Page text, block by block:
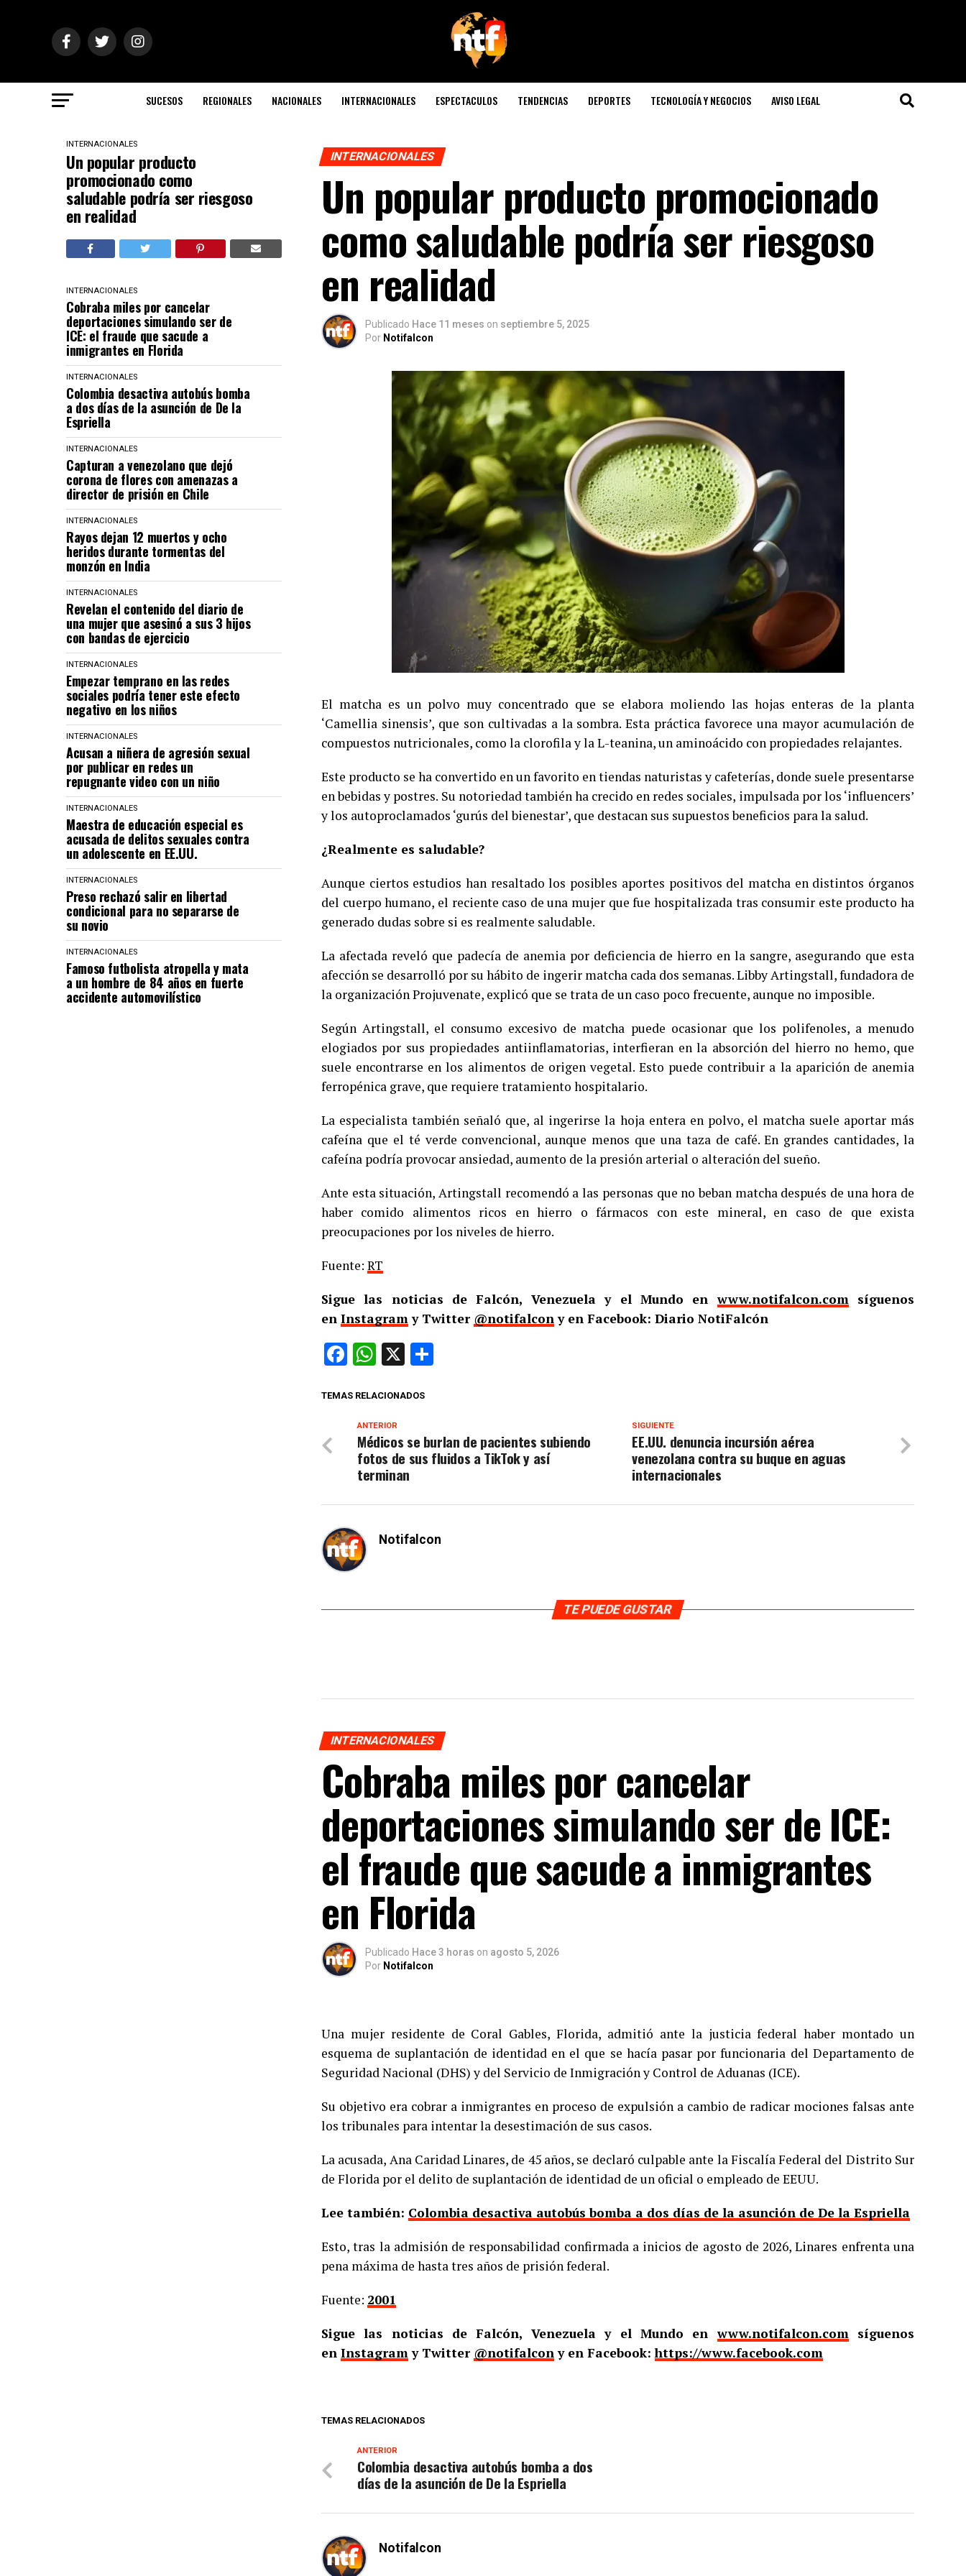
SUCESOS REGIONALES NACIONALES INTERNACIONALES ESPECTACULOS TENDENCIAS DEPORTES TECNOLOGÍA Y NEGOCIOS AVISO LEGAL
INTERNACIONALES
Un popular producto
promocionado como
saludable podría ser riesgoso
en realidad
INTERNACIONALES
Cobraba miles por cancelar
deportaciones simulando ser de
ICE: el fraude que sacude a
inmigrantes en Florida
INTERNACIONALES
Colombia desactiva autobús bomba
a dos días de la asunción de De la
Espriella
INTERNACIONALES
Capturan a venezolano que dejó
corona de flores con amenazas a
director de prisión en Chile
INTERNACIONALES
Rayos dejan 12 muertos y ocho
heridos durante tormentas del
monzón en India
INTERNACIONALES
Revelan el contenido del diario de
una mujer que asesinó a sus 3 hijos
con bandas de ejercicio
INTERNACIONALES
Empezar temprano en las redes
sociales podría tener este efecto
negativo en los niños
INTERNACIONALES
Acusan a niñera de agresión sexual
por publicar en redes un
repugnante video con un niño
INTERNACIONALES
Maestra de educación especial es
acusada de delitos sexuales contra
un adolescente en EE.UU.
INTERNACIONALES
Preso rechazó salir en libertad
condicional para no separarse de
su novio
INTERNACIONALES
Famoso futbolista atropella y mata
a un hombre de 84 años en fuerte
accidente automovilístico
INTERNACIONALES
Un popular producto promocionado
como saludable podría ser riesgoso
en realidad
Publicado Hace 11 meses on septiembre 5, 2025
Por Notifalcon
El matcha es un polvo muy concentrado que se elabora moliendo las hojas enteras de la planta
‘Camellia sinensis’, que son cultivadas a la sombra. Esta práctica favorece una mayor acumulación de
compuestos nutricionales, como la clorofila y la L-teanina, un aminoácido con propiedades relajantes.
Este producto se ha convertido en un favorito en tiendas naturistas y cafeterías, donde suele presentarse
en bebidas y postres. Su notoriedad también ha crecido en redes sociales, impulsada por los ‘influencers’
y los autoproclamados ‘gurús del bienestar’, que destacan sus supuestos beneficios para la salud.
¿Realmente es saludable?
Aunque ciertos estudios han resaltado los posibles aportes positivos del matcha en distintos órganos
del cuerpo humano, el reciente caso de una mujer que fue hospitalizada tras consumir este producto ha
generado dudas sobre si es realmente saludable.
La afectada reveló que padecía de anemia por deficiencia de hierro en la sangre, asegurando que esta
afección se desarrolló por su hábito de ingerir matcha cada dos semanas. Libby Artingstall, fundadora de
la organización Projuvenate, explicó que se trata de un caso poco frecuente, aunque no imposible.
Según Artingstall, el consumo excesivo de matcha puede ocasionar que los polifenoles, a menudo
elogiados por sus propiedades antiinflamatorias, interfieran en la absorción del hierro no hemo, que
suele encontrarse en los alimentos de origen vegetal. Esto puede contribuir a la aparición de anemia
ferropénica grave, que requiere tratamiento hospitalario.
La especialista también señaló que, al ingerirse la hoja entera en polvo, el matcha suele aportar más
cafeína que el té verde convencional, aunque menos que una taza de café. En grandes cantidades, la
cafeína podría provocar ansiedad, aumento de la presión arterial o alteración del sueño.
Ante esta situación, Artingstall recomendó a las personas que no beban matcha después de una hora de
haber comido alimentos ricos en hierro o fármacos con este mineral, en caso de que exista
preocupaciones por los niveles de hierro.
Fuente: RT
Sigue las noticias de Falcón, Venezuela y el Mundo enwww.notifalcon.comsíguenos
en Instagramy Twitter @notifalcony en Facebook: Diario NotiFalcón
Facebook
WhatsApp
X
TEMAS RELACIONADOS
SIGUIENTE
EE.UU. denuncia incursión aérea
venezolana contra su buque en aguas
internacionales
ANTERIOR
Médicos se burlan de pacientes subiendo
fotos de sus fluidos a TikTok y así
terminan
Notifalcon
TE PUEDE GUSTAR
INTERNACIONALES
Cobraba miles por cancelar
deportaciones simulando ser de ICE:
el fraude que sacude a inmigrantes
en Florida
Publicado Hace 3 horas on agosto 5, 2026
Por Notifalcon
Una mujer residente de Coral Gables, Florida, admitió ante la justicia federal haber montado un
esquema de suplantación de identidad en el que se hacía pasar por funcionaria del Departamento de
Seguridad Nacional (DHS) y del Servicio de Inmigración y Control de Aduanas (ICE).
Su objetivo era cobrar a inmigrantes en proceso de expulsión a cambio de radicar mociones falsas ante
los tribunales para intentar la desestimación de sus casos.
La acusada, Ana Caridad Linares, de 45 años, se declaró culpable ante la Fiscalía Federal del Distrito Sur
de Florida por el delito de suplantación de identidad de un oficial o empleado de EEUU.
Lee también: Colombia desactiva autobús bomba a dos días de la asunción de De la Espriella
Esto, tras la admisión de responsabilidad confirmada a inicios de agosto de 2026, Linares enfrenta una
pena máxima de hasta tres años de prisión federal.
Fuente: 2001
Sigue las noticias de Falcón, Venezuela y el Mundo enwww.notifalcon.comsíguenos
en Instagramy Twitter @notifalcony en Facebook:https://www.facebook.com
TEMAS RELACIONADOS
ANTERIOR
Colombia desactiva autobús bomba a dos
días de la asunción de De la Espriella
Notifalcon